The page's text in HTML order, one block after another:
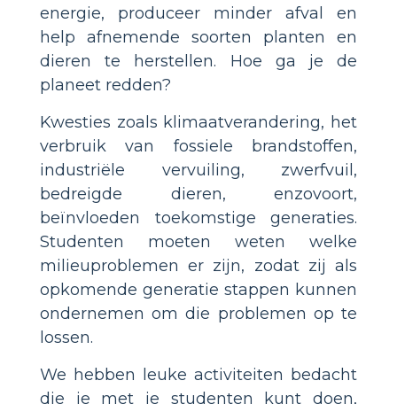
energie, produceer minder afval en
help afnemende soorten planten en
dieren te herstellen. Hoe ga je de
planeet redden?
Kwesties zoals klimaatverandering, het
verbruik van fossiele brandstoffen,
industriële vervuiling, zwerfvuil,
bedreigde dieren, enzovoort,
beïnvloeden toekomstige generaties.
Studenten moeten weten welke
milieuproblemen er zijn, zodat zij als
opkomende generatie stappen kunnen
ondernemen om die problemen op te
lossen.
We hebben leuke activiteiten bedacht
die je met je studenten kunt doen,